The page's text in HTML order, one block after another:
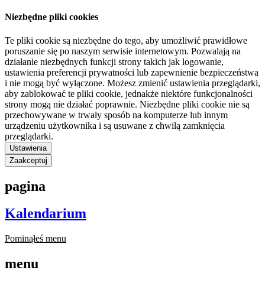
Niezbędne pliki cookies
Te pliki cookie są niezbędne do tego, aby umożliwić prawidłowe
poruszanie się po naszym serwisie internetowym. Pozwalają na
działanie niezbędnych funkcji strony takich jak logowanie,
ustawienia preferencji prywatności lub zapewnienie bezpieczeństwa
i nie mogą być wyłączone. Możesz zmienić ustawienia przeglądarki,
aby zablokować te pliki cookie, jednakże niektóre funkcjonalności
strony mogą nie działać poprawnie. Niezbędne pliki cookie nie są
przechowywane w trwały sposób na komputerze lub innym
urządzeniu użytkownika i są usuwane z chwilą zamknięcia
przeglądarki.
Ustawienia
Zaakceptuj
pagina
Kalendarium
Pominąłeś menu
menu